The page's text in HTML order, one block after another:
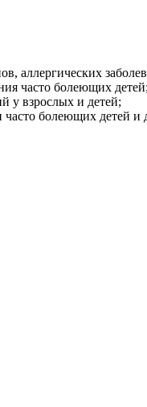
аллергических
часто болеющих детей;
у взрослых и детей;
болеющих детей